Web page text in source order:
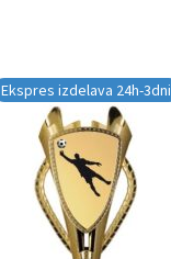
Ekspres izdelava 24h-3dni